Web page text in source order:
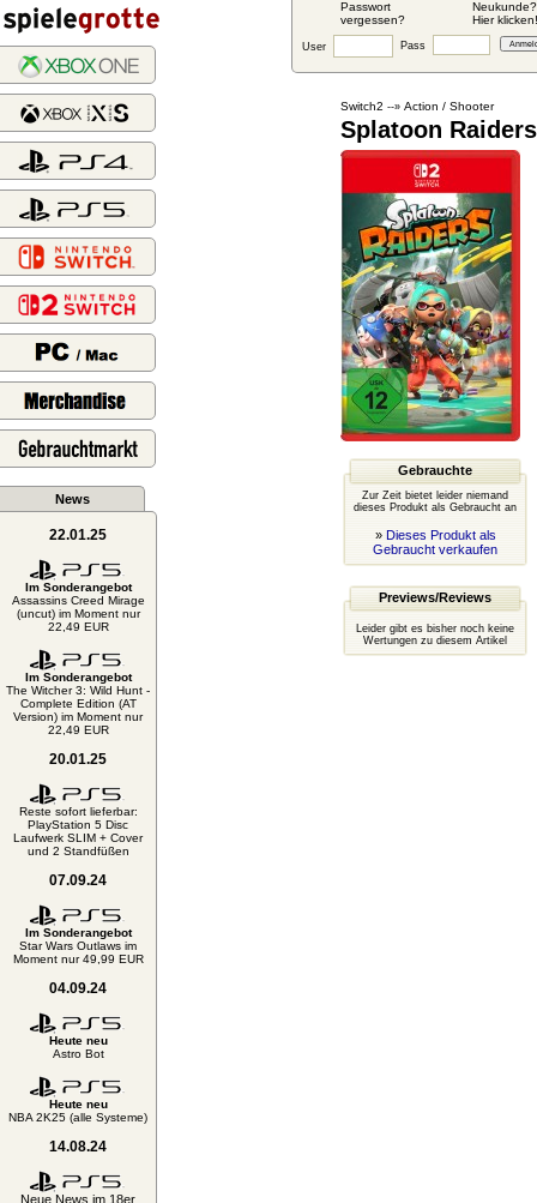
Passwort
vergessen?
Neukunde?
Hier klicken!
User Pass
News
22.01.25
Im Sonderangebot
Assassins Creed Mirage
(uncut) im Moment nur
22,49 EUR
Im Sonderangebot
The Witcher 3: Wild Hunt -
Complete Edition (AT
Version) im Moment nur
22,49 EUR
20.01.25
Reste sofort lieferbar:
PlayStation 5 Disc
Laufwerk SLIM + Cover
und 2 Standfüßen
07.09.24
Im Sonderangebot
Star Wars Outlaws im
Moment nur 49,99 EUR
04.09.24
Heute neu
Astro Bot
Heute neu
NBA 2K25 (alle Systeme)
14.08.24
Neue News im 18er
Switch2 --» Action / Shooter
Splatoon Raiders
Gebrauchte
Zur Zeit bietet leider niemand
dieses Produkt als Gebraucht an
» Dieses Produkt als
Gebraucht verkaufen
Previews/Reviews
Leider gibt es bisher noch keine
Wertungen zu diesem Artikel